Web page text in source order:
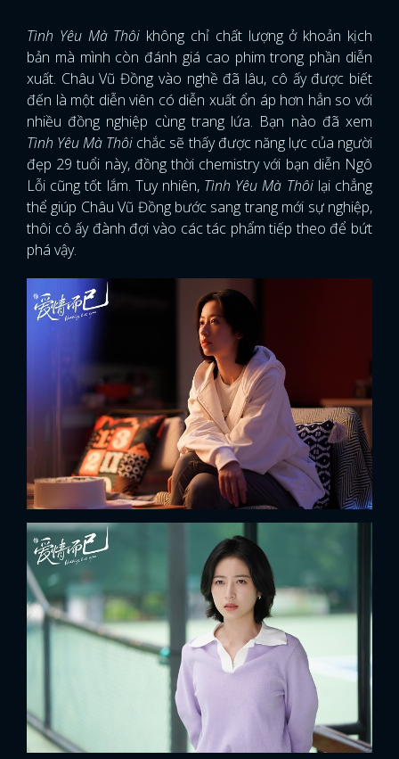
Tình Yêu Mà Thôi không chỉ chất lượng ở khoản kịch
bản mà mình còn đánh giá cao phim trong phần diễn
xuất. Châu Vũ Đồng vào nghề đã lâu, cô ấy được biết
đến là một diễn viên có diễn xuất ổn áp hơn hẳn so với
nhiều đồng nghiệp cùng trang lứa. Bạn nào đã xem
Tình Yêu Mà Thôi chắc sẽ thấy được năng lực của người
đẹp 29 tuổi này, đồng thời chemistry với bạn diễn Ngô
Lỗi cũng tốt lắm. Tuy nhiên, Tình Yêu Mà Thôi lại chẳng
thể giúp Châu Vũ Đồng bước sang trang mới sự nghiệp,
thôi cô ấy đành đợi vào các tác phẩm tiếp theo để bứt
phá vậy.